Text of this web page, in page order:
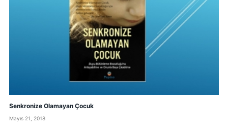
Senkronize Olamayan Çocuk
Mayıs 21, 2018